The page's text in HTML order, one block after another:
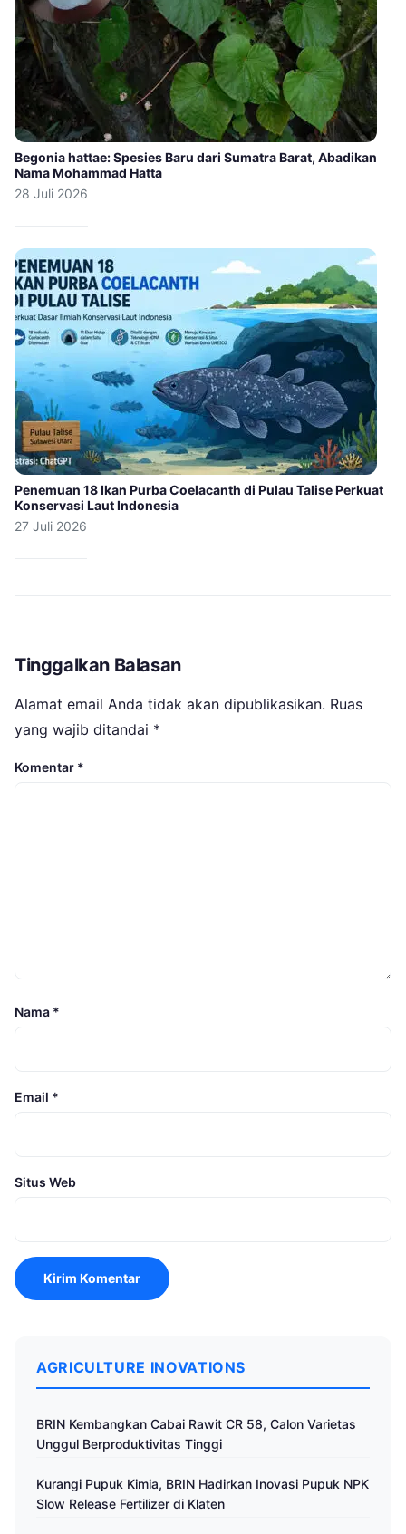
Begonia hattae: Spesies Baru dari Sumatra Barat, Abadikan
Nama Mohammad Hatta
28 Juli 2026
Penemuan 18 Ikan Purba Coelacanth di Pulau Talise Perkuat
Konservasi Laut Indonesia
27 Juli 2026
Tinggalkan Balasan
Alamat email Anda tidak akan dipublikasikan. Ruas
yang wajib ditandai *
Komentar *
Nama *
Email *
Situs Web
AGRICULTURE INOVATIONS
BRIN Kembangkan Cabai Rawit CR 58, Calon Varietas
Unggul Berproduktivitas Tinggi
Kurangi Pupuk Kimia, BRIN Hadirkan Inovasi Pupuk NPK
Slow Release Fertilizer di Klaten